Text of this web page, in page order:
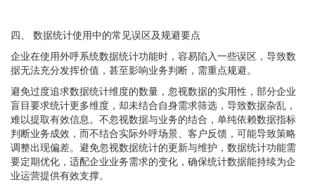
四、
数据统计使用中的常见误区及规避要点
企业在使用外呼系统数据统计功能时，容易陷入一些误区，导致数
据无法充分发挥价值，甚至影响业务判断，需重点规避。
避免过度追求数据统计维度的数量，忽视数据的实用性，部分企业
盲目要求统计更多维度，却未结合自身需求筛选，导致数据杂乱，
难以提取有效信息。不忽视数据与业务的结合，单纯依赖数据指标
判断业务成效，而不结合实际外呼场景、客户反馈，可能导致策略
调整出现偏差。避免忽视数据统计的更新与维护，数据统计功能需
要定期优化，适配企业业务需求的变化，确保统计数据能持续为企
业运营提供有效支撑。